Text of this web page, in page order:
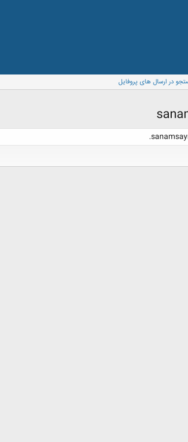
در ارسال های پروفایل